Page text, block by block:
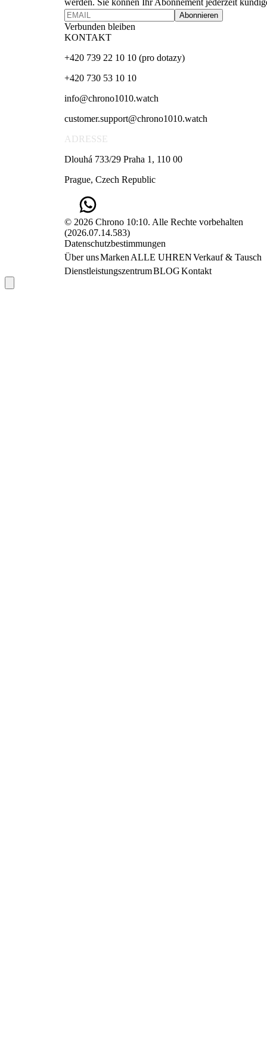
werden. Sie können Ihr Abonnement jederzeit
Abonnieren
Verbunden bleiben
KONTAKT
+420 739 22 10 10 (pro dotazy)
+420 730 53 10 10
info@chrono1010.watch
customer.support@chrono1010.watch
ADRESSE
Dlouhá 733/29 Praha 1, 110 00
Prague, Czech Republic
© 2026 Chrono 10:10. Alle Rechte vorbehalten
(2026.07.14.583)
Datenschutzbestimmungen
Über unsMarken ALLE UHRENVerkauf & Tausch
DienstleistungszentrumBLOGKontakt